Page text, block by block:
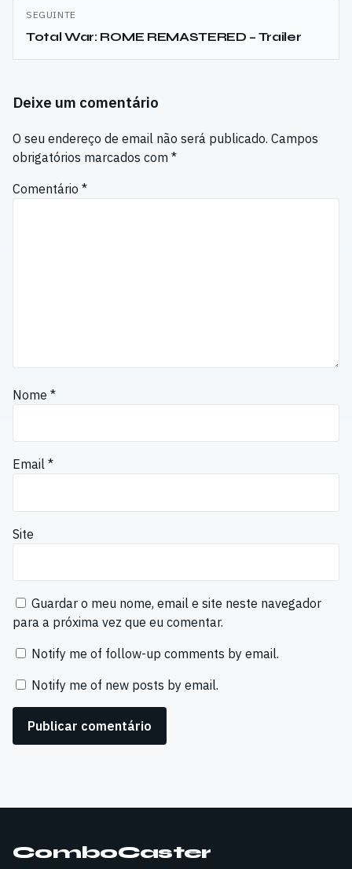
SEGUINTE
Total War: ROME REMASTERED – Trailer
Deixe um comentário
O seu endereço de email não será publicado. Campos
obrigatórios marcados com *
Comentário *
Nome *
Email *
Site
Guardar o meu nome, email e site neste navegador
para a próxima vez que eu comentar.
Notify me of follow-up comments by email.
Notify me of new posts by email.
ComboCaster